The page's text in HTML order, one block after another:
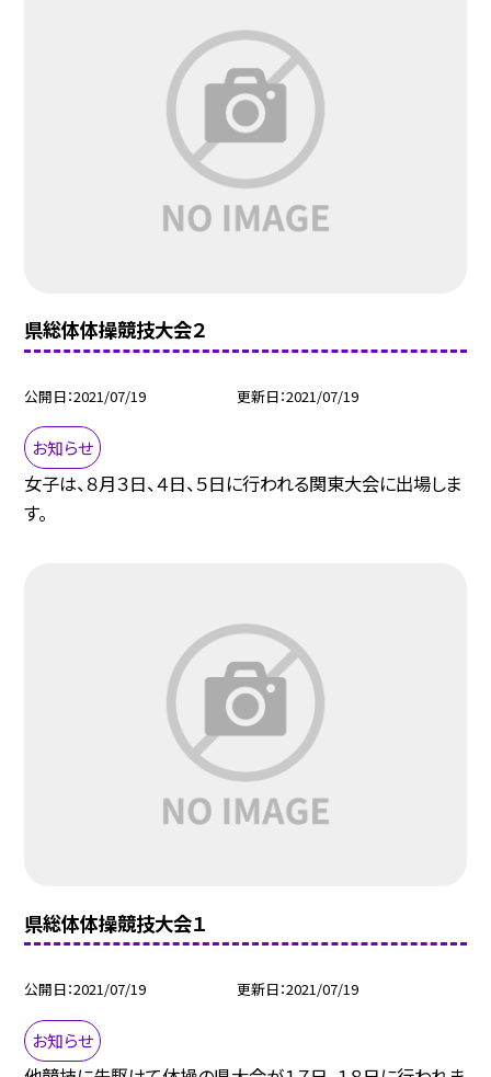
県総体体操競技大会２
公開日 2021/07/19 更新日 2021/07/19
お知らせ
女子は、８月３日、４日、５日に行われる関東大会に出場しま
す。
県総体体操競技大会１
公開日 2021/07/19 更新日 2021/07/19
お知らせ